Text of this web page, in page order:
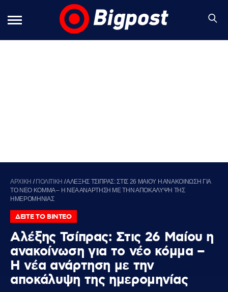
ΑΡΧΙΚΗ / ΠΟΛΙΤΙΚΗ /ΑΛΕΞΗΣ ΤΣΙΠΡΑΣ: ΣΤΙΣ 26 ΜΑΙΟΥ Η ΑΝΑΚΟΙΝΩΣΗ ΓΙΑ
ΤΟ ΝΕΟ ΚΟΜΜΑ – Η ΝΕΑ ΑΝΑΡΤΗΣΗ ΜΕ ΤΗΝ ΑΠΟΚΑΛΥΨΗ ΤΗΣ
ΗΜΕΡΟΜΗΝΙΑΣ
ΔΕΙΤΕ ΤΟ ΒΙΝΤΕΟ
Αλέξης Τσίπρας: Στις 26 Μαίου η
ανακοίνωση για το νέο κόμμα –
Η νέα ανάρτηση με την
αποκάλυψη της ημερομηνίας